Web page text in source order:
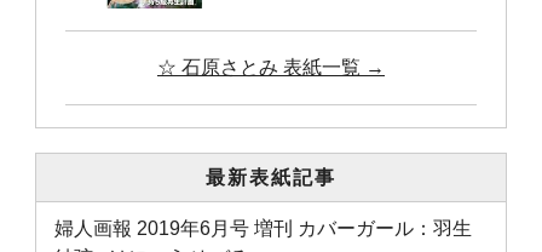
☆ 石原さとみ 表紙一覧 →
最新表紙記事
婦人画報 2019年6月号 増刊 カバーガール：羽生